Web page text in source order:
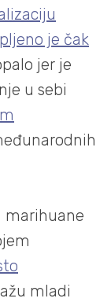
je čak
jer je
u sebi
marihuane
mladi